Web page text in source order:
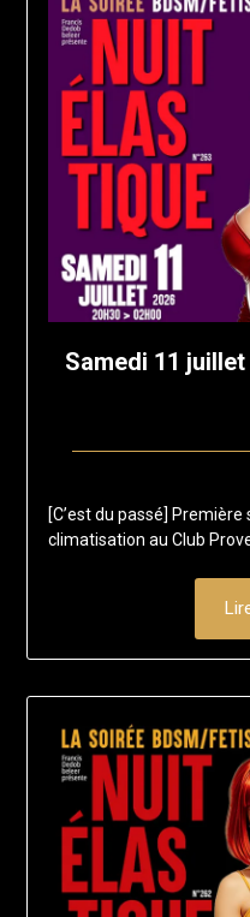
Samedi 11
[C’est du passé]
climatisation au Club